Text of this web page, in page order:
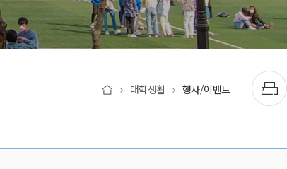
대학생활 행사/이벤트